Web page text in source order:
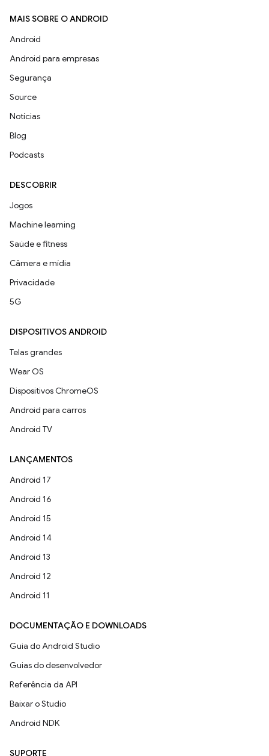
MAIS SOBRE O ANDROID
Android
Android para empresas
Segurança
Source
Notícias
Blog
Podcasts
DESCOBRIR
Jogos
Machine learning
Saúde e fitness
Câmera e mídia
Privacidade
5G
DISPOSITIVOS ANDROID
Telas grandes
Wear OS
Dispositivos ChromeOS
Android para carros
Android TV
LANÇAMENTOS
Android 17
Android 16
Android 15
Android 14
Android 13
Android 12
Android 11
DOCUMENTAÇÃO E DOWNLOADS
Guia do Android Studio
Guias do desenvolvedor
Referência da API
Baixar o Studio
Android NDK
SUPORTE